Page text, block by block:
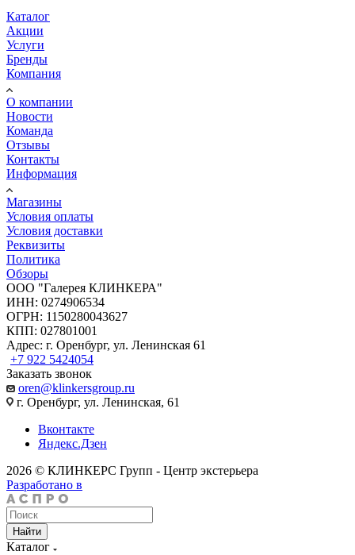
Каталог
Акции
Услуги
Бренды
Компания
О компании
Новости
Команда
Отзывы
Контакты
Информация
Магазины
Условия оплаты
Условия доставки
Реквизиты
Политика
Обзоры
ООО "Галерея КЛИНКЕРА"
ИНН: 0274906534
ОГРН: 1150280043627
КПП: 027801001
Адрес: г. Оренбург, ул. Ленинская 61
+7 922 5424054
Заказать звонок
oren@klinkersgroup.ru
г. Оренбург, ул. Ленинская, 61
Вконтакте
Яндекс.Дзен
2026 © КЛИНКЕРС Групп - Центр экстерьера
Разработано в
Найти
Каталог